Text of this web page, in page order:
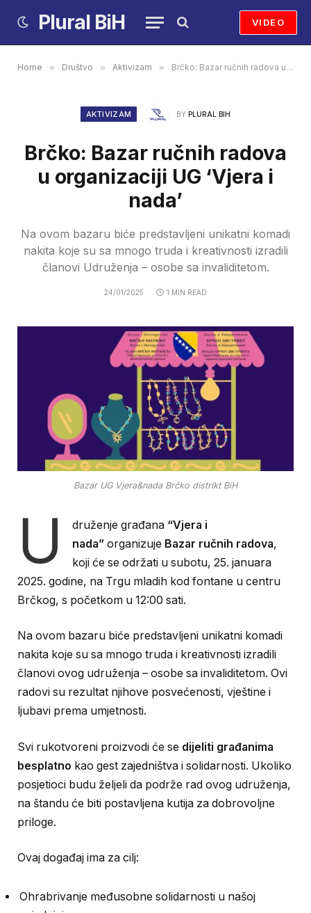
Plural BiH VIDEO
Home » Društvo » Aktivizam » Brčko: Bazar ručnih radova u organizaciji UG ‘Vjera i nada’
AKTIVIZAM BY PLURAL BIH
Brčko: Bazar ručnih radova
u organizaciji UG ‘Vjera i
nada’
Na ovom bazaru biće predstavljeni unikatni komadi
nakita koje su sa mnogo truda i kreativnosti izradili
članovi Udruženja – osobe sa invaliditetom.
24/01/2025 1 MIN READ
Bazar UG Vjera&nada Brčko distrikt BiH
U druženje građana “Vjera i
nada” organizuje Bazar ručnih radova,
koji će se održati u subotu, 25. januara
2025. godine, na Trgu mladih kod fontane u centru
Brčkog, s početkom u 12:00 sati.
Na ovom bazaru biće predstavljeni unikatni komadi
nakita koje su sa mnogo truda i kreativnosti izradili
članovi ovog udruženja – osobe sa invaliditetom. Ovi
radovi su rezultat njihove posvećenosti, vještine i
ljubavi prema umjetnosti.
Svi rukotvoreni proizvodi će se dijeliti građanima
besplatno kao gest zajedništva i solidarnosti. Ukoliko
posjetioci budu željeli da podrže rad ovog udruženja,
na štandu će biti postavljena kutija za dobrovoljne
priloge.
Ovaj događaj ima za cilj:
Ohrabrivanje međusobne solidarnosti u našoj